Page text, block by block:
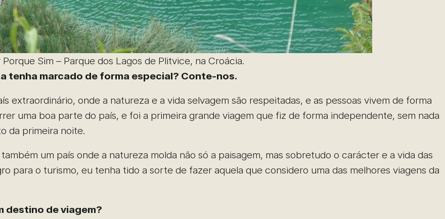
Sim – Parque dos Lagos de Plitvice, na Croácia.
tenha marcado de forma especial? Conte-nos.
extraordinário, onde a natureza e a vida selvagem são respeitadas, e as pessoas vivem de forma
uma boa parte do país, e foi a primeira grande viagem que fiz de forma independente, sem nada
da primeira noite.
um país onde a natureza molda não só a paisagem, mas sobretudo o carácter e a vida das
para o turismo, eu tenha tido a sorte de fazer aquela que considero uma das melhores viagens da
destino de viagem?